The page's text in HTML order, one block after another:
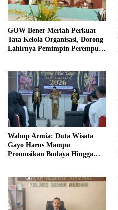
GOW Bener Meriah Perkuat
Tata Kelola Organisasi, Dorong
Lahirnya Pemimpin Perempuan
Wabup Armia: Duta Wisata
Gayo Harus Mampu
Promosikan Budaya Hingga